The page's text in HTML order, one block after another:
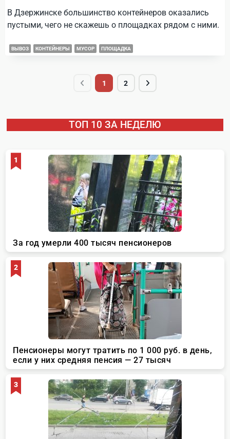
В Дзержинске большинство контейнеров оказались
пустыми, чего не скажешь о площадках рядом с ними.
ВЫВОЗ КОНТЕЙНЕРЫ МУСОР ПЛОЩАДКА
1 2
ТОП 10 ЗА НЕДЕЛЮ